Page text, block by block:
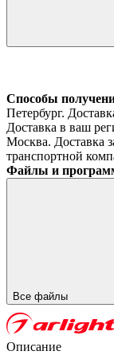
Способы
Петербург.
Доставка в ваш
Москва. Доставка
транспортной
Файлы и
Все файлы
Описание